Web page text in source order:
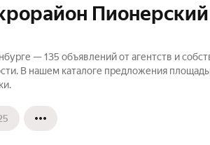
— 135 объявлений от агентств и
В нашем каталоге предложения